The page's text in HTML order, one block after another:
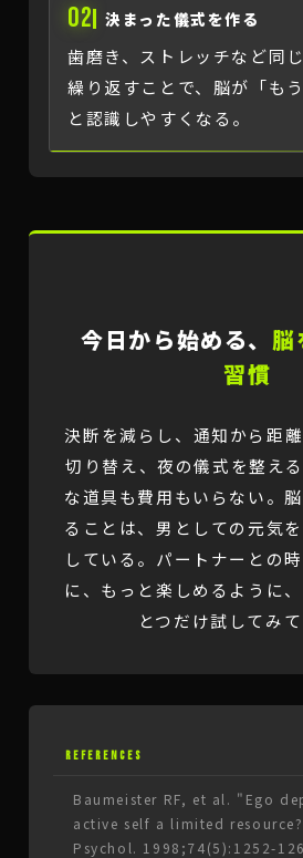
02 決まった儀式を作る
歯磨き、ストレッチなど同
繰り返すことで、脳が「も
と認識しやすくなる。
今日から始める、脳
習慣
決断を減らし、通知から距
切り替え、夜の儀式を整え
な道具も費用もいらない。
ることは、男としての元気
している。パートナーとの
に、もっと楽しめるように
とつだけ試してみて
REFERENCES
Baumeister RF, et al. "Ego
active self a limited
Psychol. 1998;74(5):1252-